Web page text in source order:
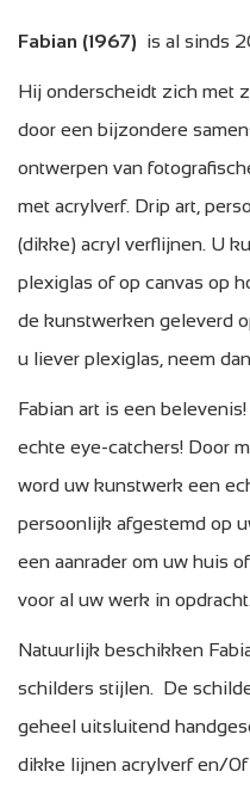
Fabian (1967) is al sinds
Hij onderscheidt zich met
door een bijzondere
ontwerpen van
met acrylverf. Drip art,
(dikke) acryl verflijnen. U
plexiglas of op canvas op
de kunstwerken geleverd
u liever plexiglas, neem
Fabian art is een
echte eye-catchers! Door
word uw kunstwerk een
persoonlijk afgestemd op
een aanrader om uw huis
voor al uw werk in opdracht.
Natuurlijk beschikken
schilders stijlen. De
geheel uitsluitend
dikke lijnen acrylverf en/